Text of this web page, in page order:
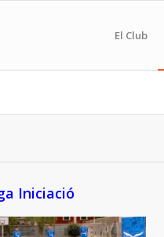
El Club
Iniciació